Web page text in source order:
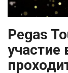
Pegas
участие